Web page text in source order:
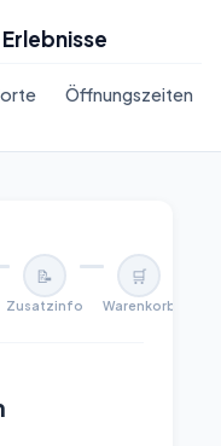
Öffnungszeiten
📝
Zusatzinfo
🛒
Warenkorb